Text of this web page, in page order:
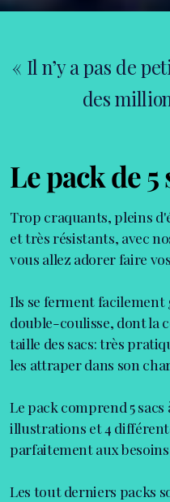
« Il n’y a pas de
des
Le pack de 5
Trop craquants, pleins
et très résistants, avec
vous allez adorer faire
Ils se ferment facilement
double-coulisse, dont la
taille des sacs: très
les attraper dans son
Le pack comprend 5
illustrations et 4
parfaitement aux
Les tout derniers packs